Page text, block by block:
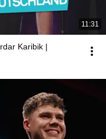
11:31
Karibik |